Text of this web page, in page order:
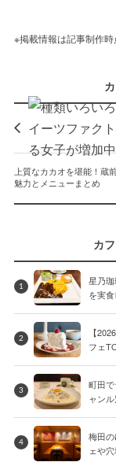
※掲載情報は記事制作時
上質なカカオを堪能！蔵
魅力とメニューまとめ
カ
1
星乃
を実
2
【
フェ
3
町田
ャンル
4
梅田
ェや